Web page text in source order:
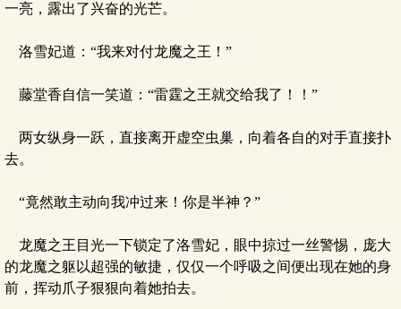
一亮，露出了兴奋的光芒。
洛雪妃道：“我来对付龙魔之王！”
藤堂香自信一笑道：“雷霆之王就交给我了！！”
两女纵身一跃，直接离开虚空虫巢，向着各自的对手直接扑
去。
“竟然敢主动向我冲过来！你是半神？”
龙魔之王目光一下锁定了洛雪妃，眼中掠过一丝警惕，庞大
的龙魔之躯以超强的敏捷，仅仅一个呼吸之间便出现在她的身
前，挥动爪子狠狠向着她拍去。